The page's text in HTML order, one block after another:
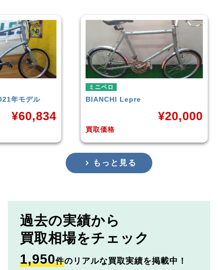
¥20,000
ミニベロ
ternSURGE 2021年モデル
買取価格
¥33,249
もっと見る
過去の実績から
買取相場をチェック
1,950件のリアルな買取実績を掲載中！